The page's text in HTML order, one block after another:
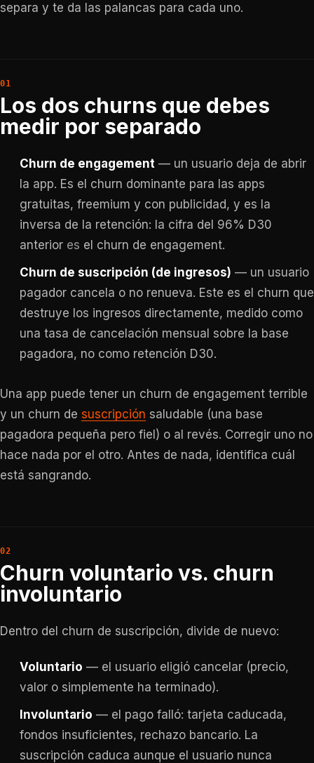
separa y te da las palancas para cada uno.
Los dos churns que debes
medir por separado
Churn de engagement — un usuario deja de abrir
la app. Es el churn dominante para las apps
gratuitas, freemium y con publicidad, y es la
inversa de la retención: la cifra del 96% D30
anterior es el churn de engagement.
Churn de suscripción (de ingresos) — un usuario
pagador cancela o no renueva. Este es el churn que
destruye los ingresos directamente, medido como
una tasa de cancelación mensual sobre la base
pagadora, no como retención D30.
Una app puede tener un churn de engagement terrible
y un churn de suscripción saludable (una base
pagadora pequeña pero fiel) o al revés. Corregir uno no
hace nada por el otro. Antes de nada, identifica cuál
está sangrando.
Churn voluntario vs. churn
involuntario
Dentro del churn de suscripción, divide de nuevo:
Voluntario — el usuario eligió cancelar (precio,
valor o simplemente ha terminado).
Involuntario — el pago falló: tarjeta caducada,
fondos insuficientes, rechazo bancario. La
suscripción caduca aunque el usuario nunca